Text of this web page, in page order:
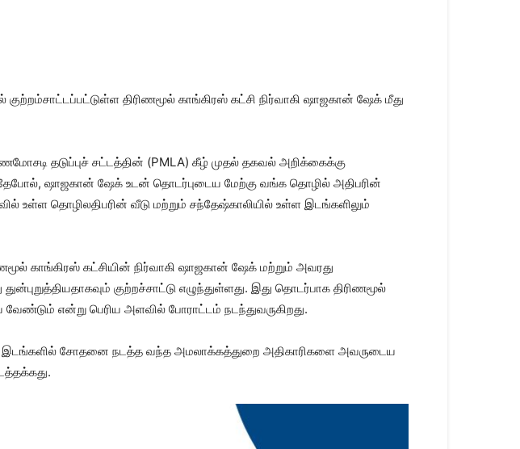
திரிணமூல் காங்கிரஸ் கட்சி நிர்வாகி ஷாஜகான் ஷேக் மீது
தடுப்புச் சட்டத்தின் (PMLA) கீழ் முதல் தகவல் அறிக்கைக்கு
ஷாஜகான் ஷேக் உடன் தொடர்புடைய மேற்கு வங்க தொழில் அதிபரின்
தொழிலதிபரின் வீடு மற்றும் சந்தேஷ்காலியில் உள்ள இடங்களிலும்
காங்கிரஸ் கட்சியின் நிர்வாகி ஷாஜகான் ஷேக் மற்றும் அவரது
குற்றச்சாட்டு எழுந்துள்ளது. இது தொடர்பாக திரிணமூல்
என்று பெரிய அளவில் போராட்டம் நடந்துவருகிறது.
சோதனை நடத்த வந்த அமலாக்கத்துறை அதிகாரிகளை அவருடைய